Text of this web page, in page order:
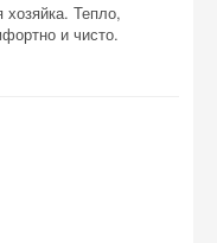
Тепло,
и чисто.